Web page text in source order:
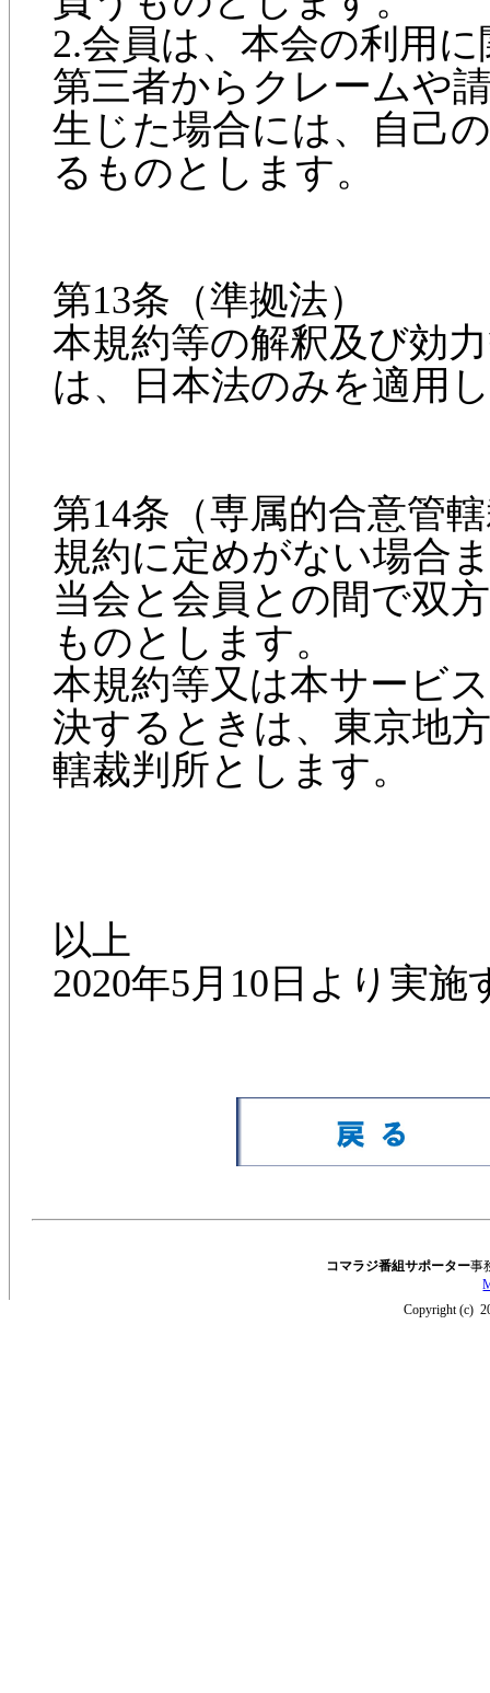
2.会員は、本会の利用
第三者からクレームや
生じた場合には、自己
るものとします。
第13条（準拠法）
本規約等の解釈及び効
は、日本法のみを適用
第14条（専属的合意管
規約に定めがない場合
当会と会員との間で双
ものとします。
本規約等又は本サービ
決するときは、東京地
轄裁判所とします。
以上
2020年5月10日より実
コマラジ番組サポーター事
Copyright (c)